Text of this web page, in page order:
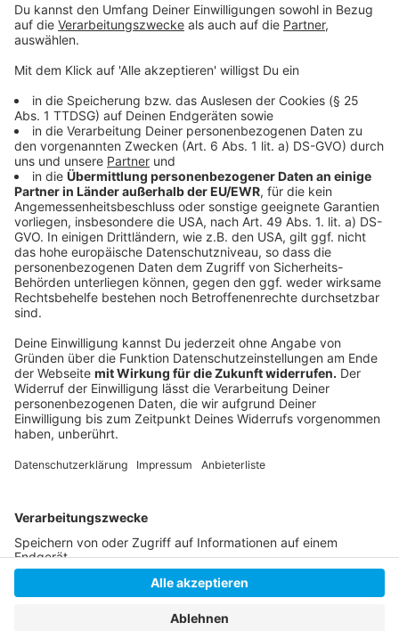
auch: Die Zahl der Jugendarbeitslosigkeit steigt bei
uns in Düsseldorf leicht an.
Anzeige
Weitere Infos und Links zum Thema:
Anzeige
So berichtet die Arbeitsagentur:
Die ANTENNE-Jobbörse:
Berufsberatung bei der Düsseldorfer Arbeitsagentur:
Arbeitsagentur:
Anzeige
Anzeige